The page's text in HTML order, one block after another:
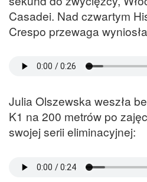
Casadei. Nad czwartym
Crespo przewaga
Julia Olszewska weszła
K1 na 200 metrów po
swojej serii eliminacyjnej: